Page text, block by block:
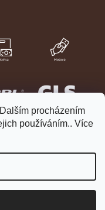
procházením
používáním.. Více
šperky